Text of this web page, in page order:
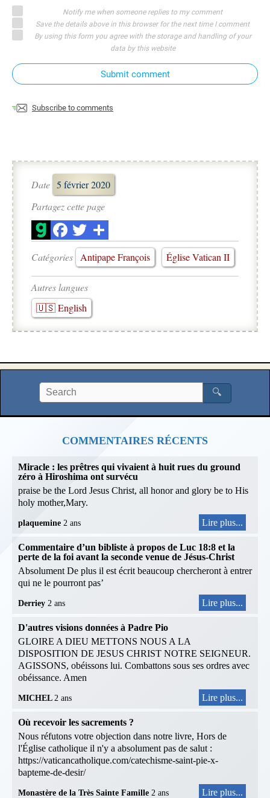
Notify me when someone replies to my comment
Save the details above in this browser for the next time I comment
By using this form you agree with the storage and handling of your
data by this website
Submit comment
Subscribe to comments
Date 5 février 2020
Partagez cette page
Catégories Antipape François Église Vatican II
Autres langues
🇺🇸 English
🔍
COMMENTAIRES RÉCENTS
Miracle : les prêtres qui vivaient à huit rues du ground
zéro à Hiroshima ont survécu
praise be the Lord Jesus Christ, all honor and glory be to His
holy mother,Mary.
plaquemine 2 ans Lire plus...
Commentaire d’un bibliste à propos de Luc 18:8 et la
perte de la foi avant la seconde venue de Jésus-Christ
Absolument De plus il est écrit beaucoup chercheront à entrer
qui ne le pourront pas’
Derriey 2 ans Lire plus...
D'autres visions données à Padre Pio
GLOIRE A DIEU METTONS NOUS A LA
DISPOSITION DE JESUS CHRIST NOTRE SEIGNEUR.
AGISSONS, obéissons lui. Combattons sous ses ordres avec
obéissance. Amen
MICHEL 2 ans Lire plus...
Où recevoir les sacrements ?
Nous réfutons votre objection dans notre livre, Hors de
l'Église catholique il n'y a absolument pas de salut :
https://vaticancatholique.com/catechisme-saint-pie-x-
bapteme-de-desir/
Monastère de la Très Sainte Famille 2 ans Lire plus...